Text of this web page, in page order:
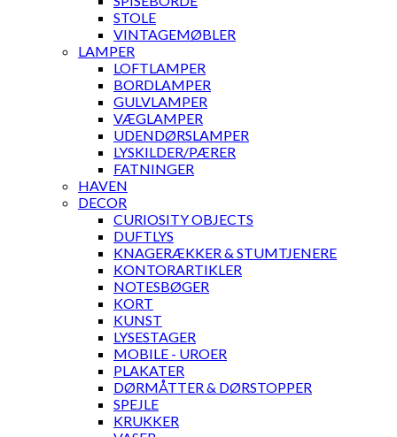
STOLE
VINTAGEMØBLER
LAMPER
LOFTLAMPER
BORDLAMPER
GULVLAMPER
VÆGLAMPER
UDENDØRSLAMPER
LYSKILDER/PÆRER
FATNINGER
HAVEN
DECOR
CURIOSITY OBJECTS
DUFTLYS
KNAGERÆKKER & STUMTJENERE
KONTORARTIKLER
NOTESBØGER
KORT
KUNST
LYSESTAGER
MOBILE - UROER
PLAKATER
DØRMÅTTER & DØRSTOPPER
SPEJLE
KRUKKER